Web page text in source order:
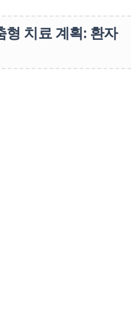
형 치료 계획: 환자